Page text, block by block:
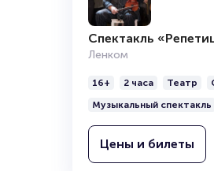
Спектакль
Ленком
16+ 2 часа Театр
Музыкальный спектакль
Цены и билеты